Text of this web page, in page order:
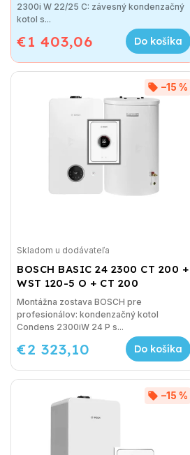
€1 403,06 Do košíka
2300i W 22/25 C: závesný kondenzačný
kotol s...
BOSCH BASIC 24 2300 CT 200 +
WST 120-5 O + CT 200
–15 %
Skladom u dodávateľa
€2 323,10 Do košíka
Montážna zostava BOSCH pre
profesionálov: kondenzačný kotol
Condens 2300iW 24 P s...
–15 %